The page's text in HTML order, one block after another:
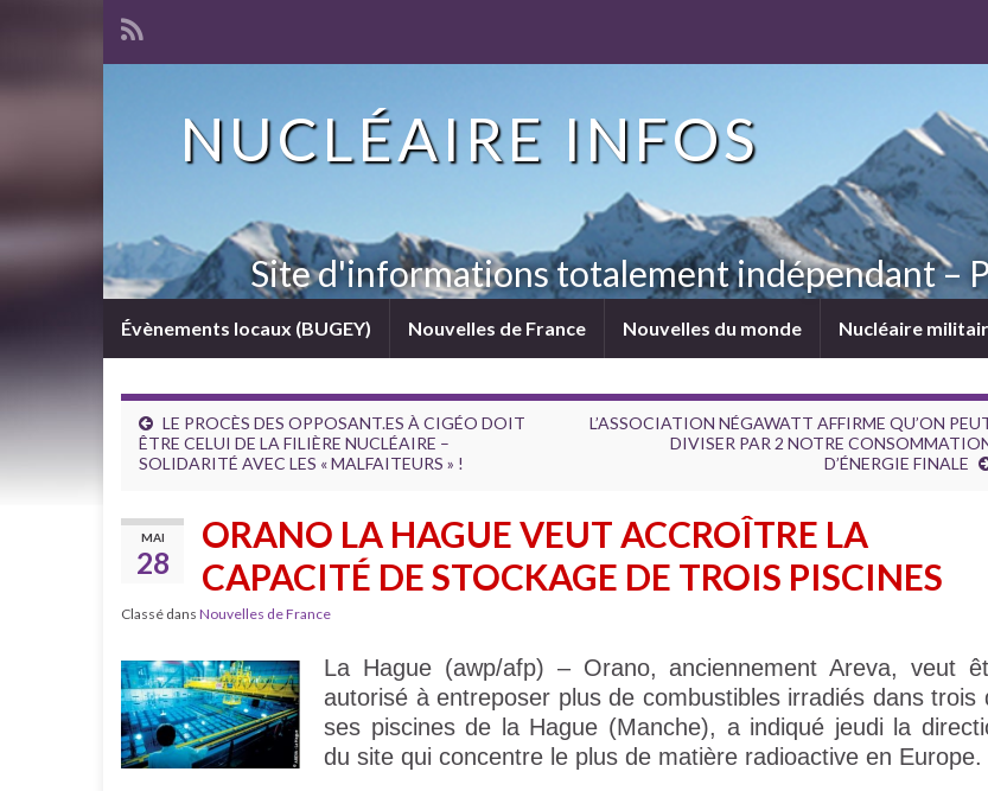
NUCLÉAIRE INFOS
Site d'informations totalement indépendant –
Évènements locaux (BUGEY) Nouvelles de France Nouvelles du monde Nucléaire
LE PROCÈS DES OPPOSANT.ES À CIGÉO DOIT
ÊTRE CELUI DE LA FILIÈRE NUCLÉAIRE –
SOLIDARITÉ AVEC LES « MALFAITEURS » !
L’ASSOCIATION NÉGAWATT AFFIRME QU’ON
DIVISER PAR 2 NOTRE
D’ÉNERGIE FINALE
MAI
28
ORANO LA HAGUE VEUT ACCROÎTRE LA
CAPACITÉ DE STOCKAGE DE TROIS PISCINES
Classé dans Nouvelles de France
La Hague (awp/afp) – Orano, anciennement Areva, veut
autorisé à entreposer plus de combustibles irradiés dans trois
ses piscines de la Hague (Manche), a indiqué jeudi la
du site qui concentre le plus de matière radioactive en Europe.